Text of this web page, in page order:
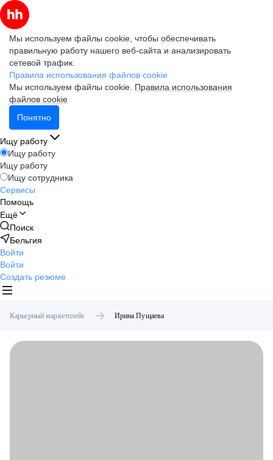
Мы используем файлы cookie, чтобы обеспечивать
правильную работу нашего веб-сайта и анализировать
сетевой трафик.
Правила использования файлов cookie
Мы используем файлы cookie. Правила использования
файлов cookie
Понятно
Ищу работу
Ищу работу
Ищу работу
Ищу сотрудника
Сервисы
Помощь
Ещё
Поиск
Бельгия
Войти
Войти
Создать резюме
Карьерный маркетплейс Ирина Пущаева